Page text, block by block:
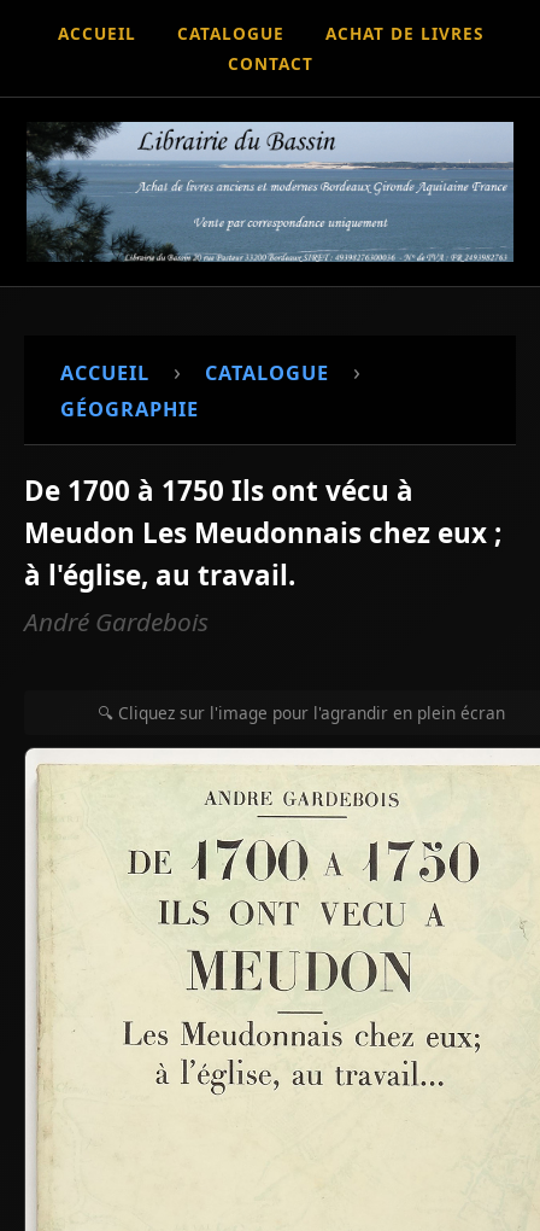
ACCUEIL CATALOGUE
ACHAT DE LIVRES
CONTACT
ACCUEIL › CATALOGUE ›
GÉOGRAPHIE
De 1700 à 1750 Ils ont vécu à
Meudon Les Meudonnais chez eux ;
à l'église, au travail.
André Gardebois
🔍 Cliquez sur l'image pour l'agrandir en plein écran